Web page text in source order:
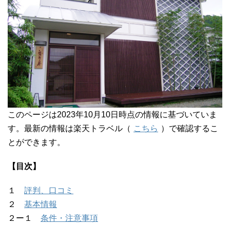
このページは2023年10月10日時点の情報に基づいていま
す。最新の情報は楽天トラベル（ こちら ）で確認するこ
とができます。
【目次】
１ 評判、口コミ
２ 基本情報
２ー１ 条件・注意事項